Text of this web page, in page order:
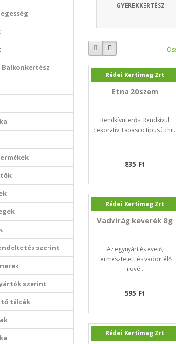
Balkonkertész
szerint
szerint
tálcák
GYEREKKERTÉSZ
Rédei Kertimag Zrt
Etna 20szem
Rendkívül erős. Rendkívül
dekoratív Tabasco típusú chil..
835 Ft
Rédei Kertimag Zrt
Vadvirág keverék 8g
Az egynyári és évelő,
termesztetett és vadon élő
növé..
595 Ft
Rédei Kertimag Zrt